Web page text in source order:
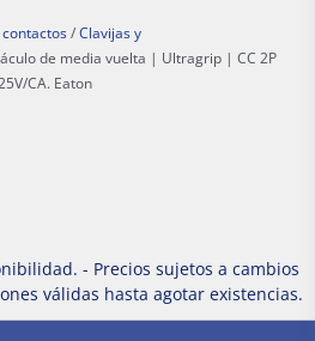
contactos / Clavijas y
de media vuelta | Ultragrip | CC 2P
CA. Eaton
- Precios sujetos a cambios
válidas hasta agotar existencias.